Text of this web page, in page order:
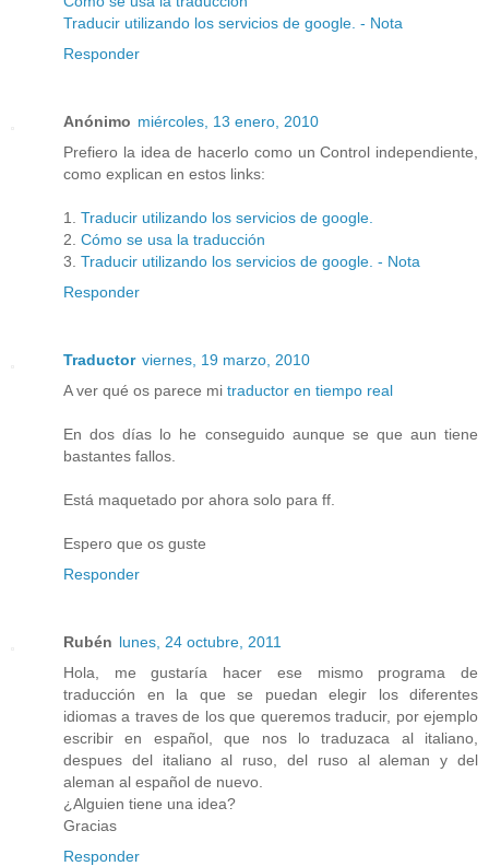
Traducir utilizando los servicios de google. - Nota
Responder
Anónimo miércoles, 13 enero, 2010
Prefiero la idea de hacerlo como un Control independiente,
como explican en estos links:
1. Traducir utilizando los servicios de google.
2. Cómo se usa la traducción
3. Traducir utilizando los servicios de google. - Nota
Responder
Traductor viernes, 19 marzo, 2010
A ver qué os parece mi traductor en tiempo real
En dos días lo he conseguido aunque se que aun tiene
bastantes fallos.
Está maquetado por ahora solo para ff.
Espero que os guste
Responder
Rubén lunes, 24 octubre, 2011
Hola, me gustaría hacer ese mismo programa de
traducción en la que se puedan elegir los diferentes
idiomas a traves de los que queremos traducir, por ejemplo
escribir en español, que nos lo traduzaca al italiano,
despues del italiano al ruso, del ruso al aleman y del
aleman al español de nuevo.
¿Alguien tiene una idea?
Gracias
Responder